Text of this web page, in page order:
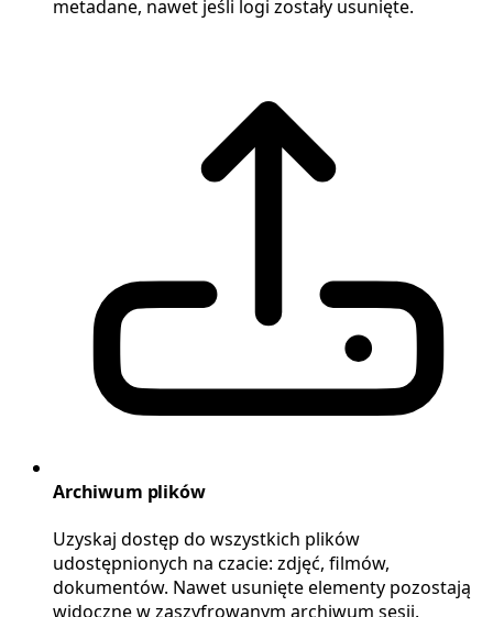
metadane, nawet jeśli logi zostały usunięte.
Archiwum plików
Uzyskaj dostęp do wszystkich plików
udostępnionych na czacie: zdjęć, filmów,
dokumentów. Nawet usunięte elementy pozostają
widoczne w zaszyfrowanym archiwum sesji.